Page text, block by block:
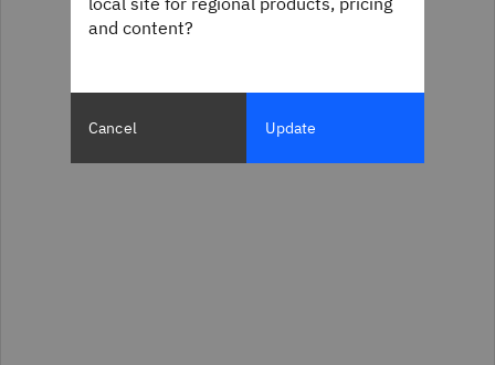
and content?
Cancel Update